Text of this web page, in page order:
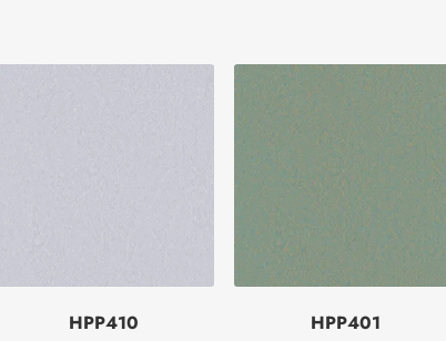
HPP410 HPP401